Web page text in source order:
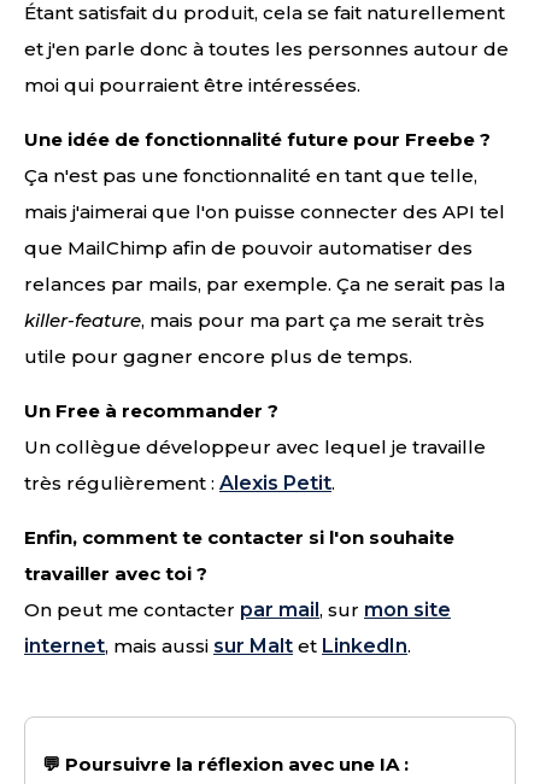
Étant satisfait du produit, cela se fait naturellement
et j'en parle donc à toutes les personnes autour de
moi qui pourraient être intéressées.
Une idée de fonctionnalité future pour Freebe ?
Ça n'est pas une fonctionnalité en tant que telle,
mais j'aimerai que l'on puisse connecter des API tel
que MailChimp afin de pouvoir automatiser des
relances par mails, par exemple. Ça ne serait pas la
killer-feature, mais pour ma part ça me serait très
utile pour gagner encore plus de temps.
Un Free à recommander ?
Un collègue développeur avec lequel je travaille
très régulièrement : Alexis Petit.
Enfin, comment te contacter si l'on souhaite
travailler avec toi ?
On peut me contacter par mail , sur mon site
internet, mais aussi sur Malt et LinkedIn.
💬 Poursuivre la réflexion avec une IA :